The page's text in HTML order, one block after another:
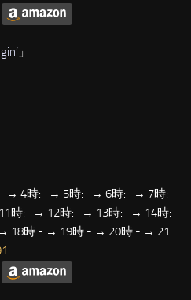
」
→ 4時:- → 5時:- → 6時:- → 7時:-
時:- → 12時:- → 13時:- → 14時:-
18時:- → 19時:- → 20時:- → 21